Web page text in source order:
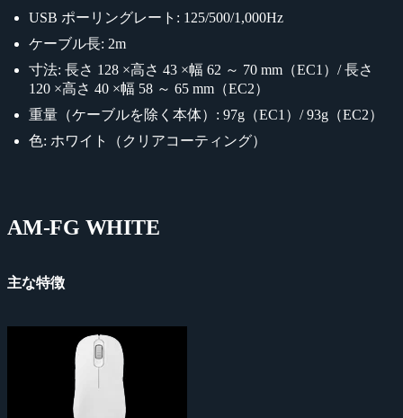
USB ポーリングレート: 125/500/1,000Hz
ケーブル長: 2m
寸法: 長さ 128 ×高さ 43 ×幅 62 ～ 70 mm（EC1）/ 長さ
120 ×高さ 40 ×幅 58 ～ 65 mm（EC2）
重量（ケーブルを除く本体）: 97g（EC1）/ 93g（EC2）
色: ホワイト（クリアコーティング）
AM-FG WHITE
主な特徴